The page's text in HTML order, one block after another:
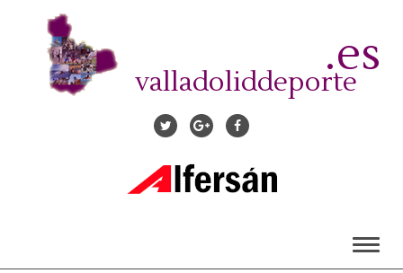
contenido
valladoliddeporte
.es